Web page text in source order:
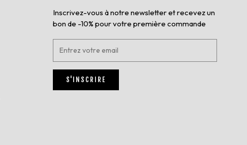
Inscrivez-vous à notre newsletter et recevez un
bon de -10% pour votre première commande
E
t
r
z
S'INSCRIRE